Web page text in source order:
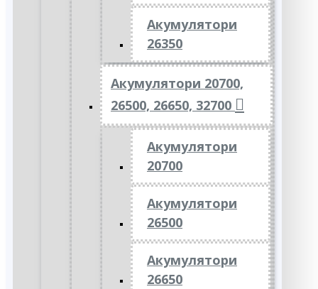
Акумулятори
26350
Акумулятори 20700,
26500, 26650, 32700
Акумулятори
20700
Акумулятори
26500
Акумулятори
26650